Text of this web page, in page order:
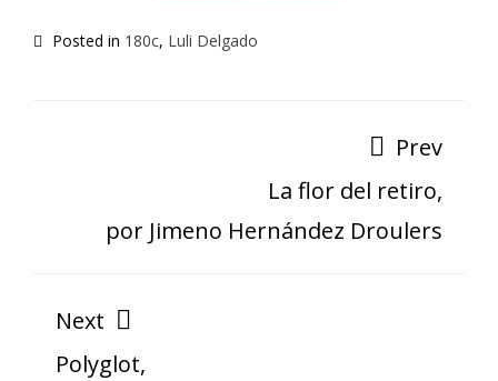
Posted in 180c, Luli Delgado
Prev
La flor del retiro,
por Jimeno Hernández Droulers
Next
Polyglot,